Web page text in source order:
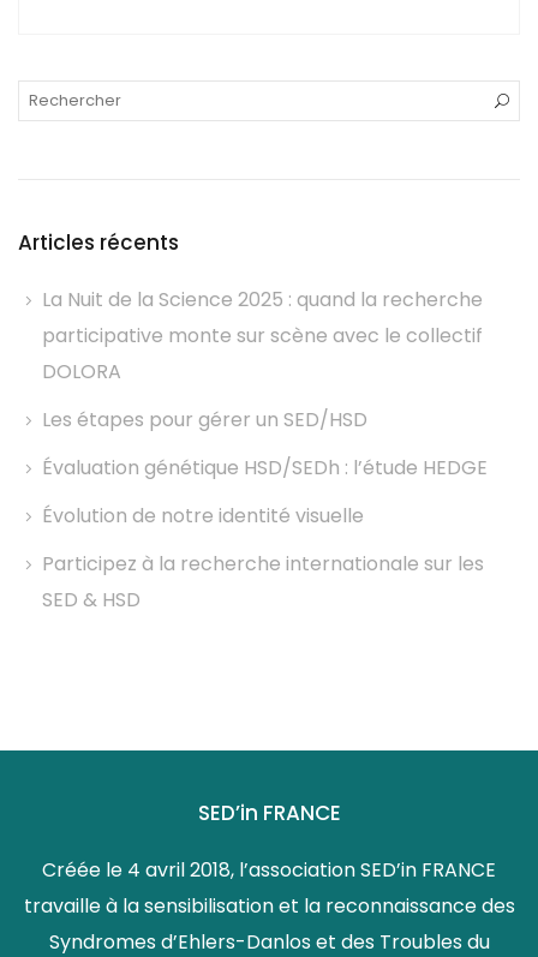
Articles récents
La Nuit de la Science 2025 : quand la recherche
participative monte sur scène avec le collectif
DOLORA
Les étapes pour gérer un SED/HSD
Évaluation génétique HSD/SEDh : l’étude HEDGE
Évolution de notre identité visuelle
Participez à la recherche internationale sur les
SED & HSD
SED’in FRANCE
Créée le 4 avril 2018, l’association SED’in FRANCE
travaille à la sensibilisation et la reconnaissance des
Syndromes d’Ehlers-Danlos et des Troubles du